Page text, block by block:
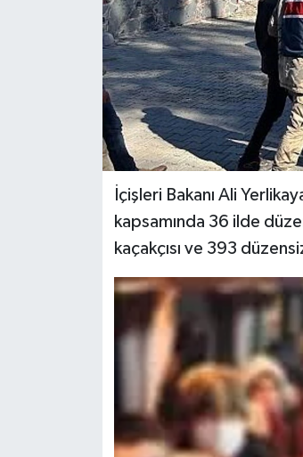
İçişleri Bakanı Ali
kapsamında 36 ilde
kaçakçısı ve 393